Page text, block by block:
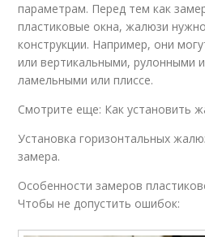
параметрам. Перед тем как
пластиковые окна, жалюзи
конструкции. Например, они
или вертикальными, рулонными
ламельными или плиссе.
Смотрите еще: Как установить
Установка горизонтальных
замера.
Особенности замеров
Чтобы не допустить ошибок: